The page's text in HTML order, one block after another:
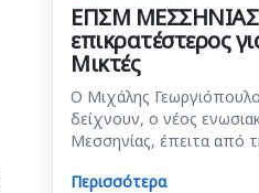
ΕΠΣΜ
επικρατέστερος
Μικτές
Ο Μιχάλης
δείχνουν, ο νέος
Μεσσηνίας, έπειτα από
Περισσότερα